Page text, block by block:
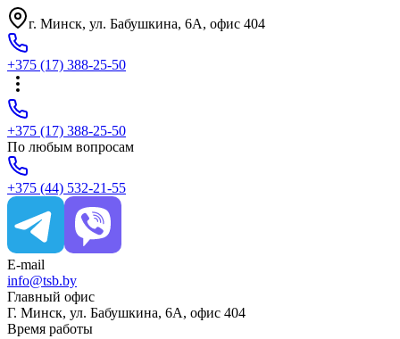
г. Минск, ул. Бабушкина, 6A, офис 404
+375 (17) 388-25-50
+375 (17) 388-25-50
По любым вопросам
+375 (44) 532-21-55
E-mail
info@tsb.by
Главный офис
Г. Минск, ул. Бабушкина, 6A, офис 404
Время работы